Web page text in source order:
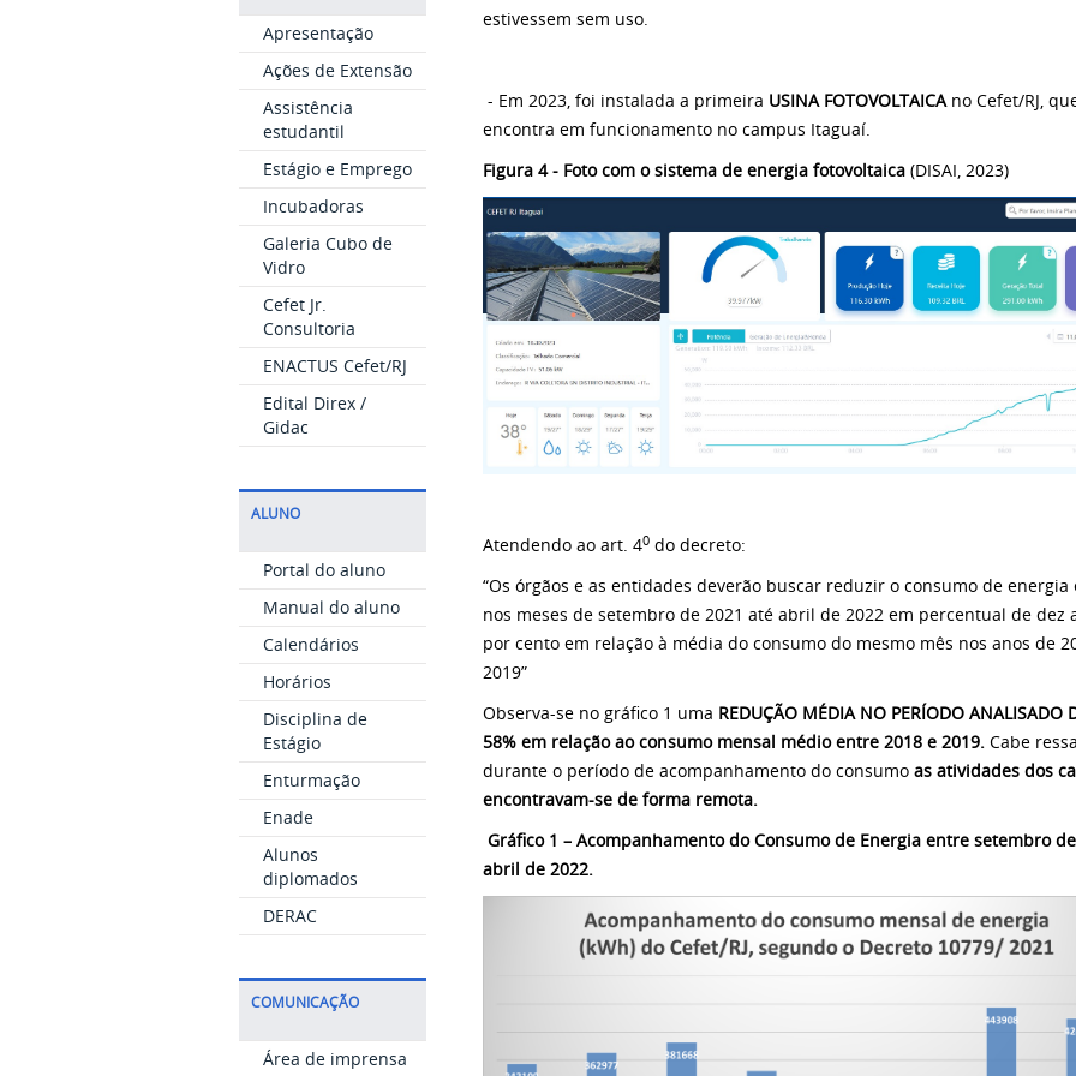
Apresentação
Ações de Extensão
Assistência
estudantil
Estágio e Emprego
Incubadoras
Galeria Cubo de
Vidro
Cefet Jr.
Consultoria
ENACTUS Cefet/RJ
Edital Direx /
Gidac
ALUNO
Portal do aluno
Manual do aluno
Calendários
Horários
Disciplina de
Estágio
Enturmação
Enade
Alunos
diplomados
DERAC
COMUNICAÇÃO
Área de imprensa
estivessem sem uso.
- Em 2023, foi instalada a primeira USINA FOTOVOLTAICAno Cefet/RJ,
encontra em funcionamento no campus Itaguaí.
Figura 4 - Foto com o sistema de energia fotovoltaica (DISAI, 2023)
Atendendo ao art. 40 do decreto:
“Os órgãos e as entidades deverão buscar reduzir o consumo de energia
nos meses de setembro de 2021 até abril de 2022 em percentual de dez
por cento em relação à média do consumo do mesmo mês nos anos de
2019”
Observa-se no gráfico 1 uma REDUÇÃO MÉDIA NO PERÍODO ANALISADO
58% em relação ao consumo mensal médio entre 2018 e 2019. Cabe
durante o período de acompanhamento do consumo as atividades dos
encontravam-se de forma remota.
Gráfico 1 – Acompanhamento do Consumo de Energia entre setembro
abril de 2022.